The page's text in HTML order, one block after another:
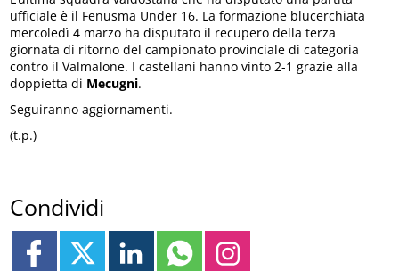
ufficiale è il Fenusma Under 16. La formazione blucerchiata
mercoledì 4 marzo ha disputato il recupero della terza
giornata di ritorno del campionato provinciale di categoria
contro il Valmalone. I castellani hanno vinto 2-1 grazie alla
doppietta di Mecugni.
Seguiranno aggiornamenti.
(t.p.)
Condividi